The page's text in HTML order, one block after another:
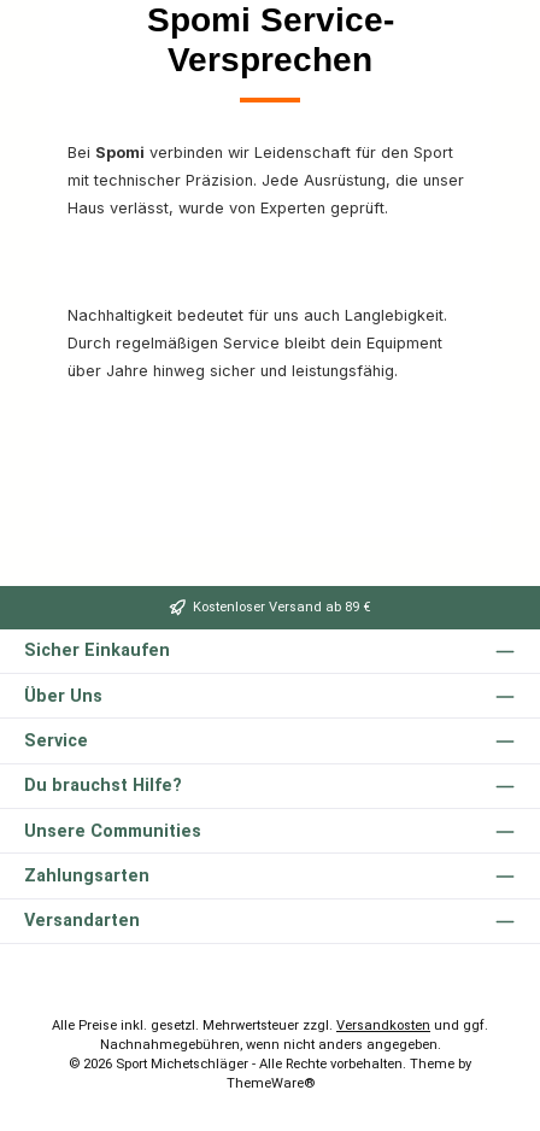
Spomi Service-
Versprechen
Bei Spomi verbinden wir Leidenschaft für den Sport
mit technischer Präzision. Jede Ausrüstung, die unser
Haus verlässt, wurde von Experten geprüft.
Nachhaltigkeit bedeutet für uns auch Langlebigkeit.
Durch regelmäßigen Service bleibt dein Equipment
über Jahre hinweg sicher und leistungsfähig.
Kostenloser Versand ab 89 €
Sicher Einkaufen
Über Uns
Service
Du brauchst Hilfe?
Unsere Communities
Zahlungsarten
Versandarten
Alle Preise inkl. gesetzl. Mehrwertsteuer zzgl. Versandkosten und ggf.
Nachnahmegebühren, wenn nicht anders angegeben.
© 2026 Sport Michetschläger - Alle Rechte vorbehalten. Theme by
ThemeWare®